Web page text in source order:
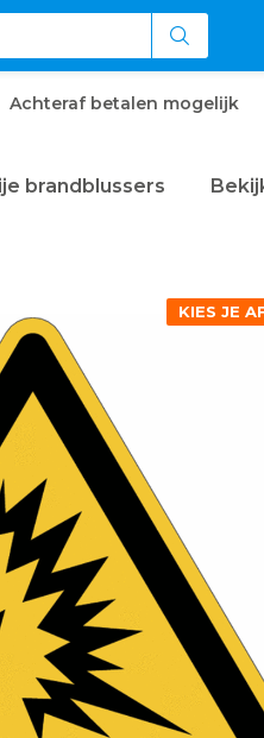
Achteraf betalen mogelijk
brandblussers
KIES JE